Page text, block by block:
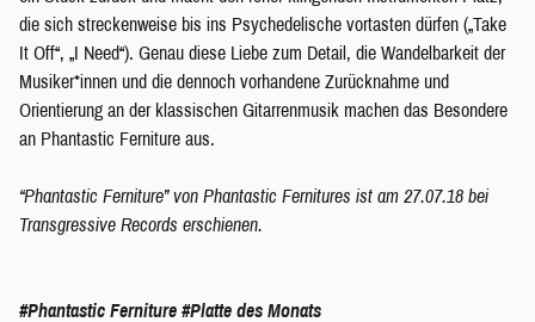
die sich streckenweise bis ins Psychedelische vortasten dürfen („Take
It Off“, „I Need“). Genau diese Liebe zum Detail, die Wandelbarkeit der
Musiker*innen und die dennoch vorhandene Zurücknahme und
Orientierung an der klassischen Gitarrenmusik machen das Besondere
an Phantastic Ferniture aus.
“Phantastic Ferniture” von Phantastic Fernitures ist am 27.07.18 bei
Transgressive Records erschienen.
#Phantastic Ferniture #Platte des Monats